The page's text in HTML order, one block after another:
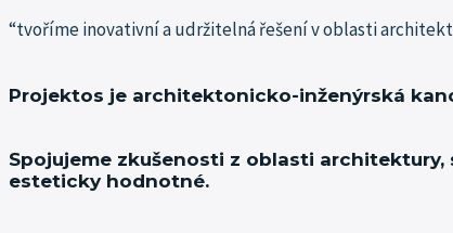
“tvoříme inovativní a udržitelná řešení v oblasti
Projektos je architektonicko-inženýrská
Spojujeme zkušenosti z oblasti
esteticky hodnotné.